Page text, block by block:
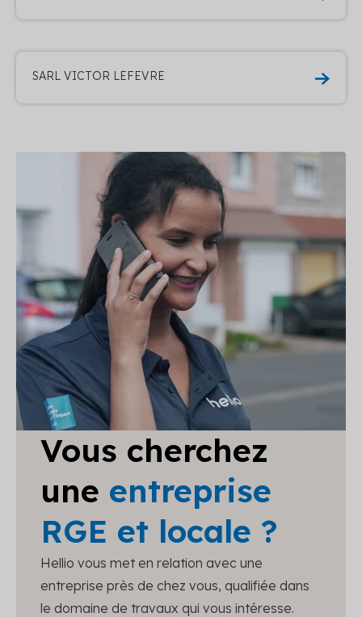
SARL VICTOR LEFEVRE
Vous cherchez
une entreprise
RGE et locale ?
Hellio vous met en relation avec une
entreprise près de chez vous, qualifiée dans
le domaine de travaux qui vous intéresse.